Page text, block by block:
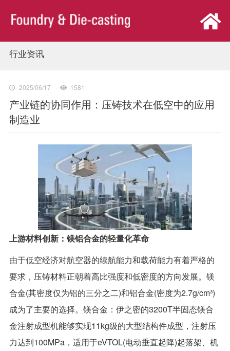
首页
展会概览
观众中心
同期活动
新闻中心
联系我们
EN
行业资讯
2025/06/17 1581
产业链的协同作用：压铸技术在低空中的应用
制造业
上游材料创新：镁铝合金的轻量化革命
由于低空经济对航空器的续航能力和载荷能力有着严格的
要求，压铸材料正朝着高比强度和低密度的方向发展。镁
合金(其密度仅为铝的三分之二)和铝合金(密度为2.7g/cm³)
成为了主要的选择。镁合金：伊之密的3200T半固态镁合
金注射成型机能够实现11kg级的大型结构件成型，注射压
力达到100MPa，适用于eVTOL(电动垂直起降)起落架、机